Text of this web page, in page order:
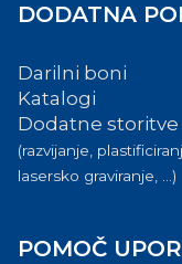
DODATNA
Darilni boni
Katalogi
Dodatne storitve
(razvijanje,
lasersko graviranje, ...)
POMOČ